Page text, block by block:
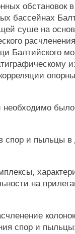
обстановок в
бассейнах
суше на
Балтийского
необходимо
спор и пыльцы в
на
спор и